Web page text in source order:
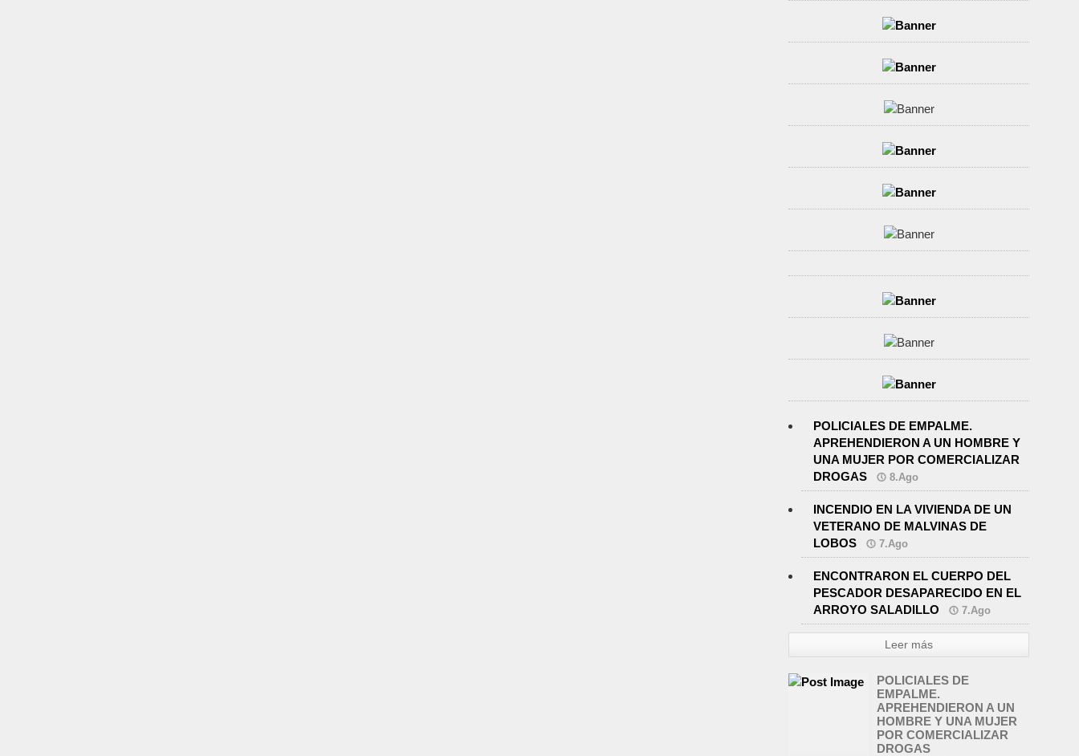
POLICIALES DE EMPALME.
APREHENDIERON A UN HOMBRE Y
UNA MUJER POR COMERCIALIZAR
DROGAS
8.Ago
INCENDIO EN LA VIVIENDA DE UN
VETERANO DE MALVINAS DE
LOBOS
7.Ago
ENCONTRARON EL CUERPO DEL
PESCADOR DESAPARECIDO EN EL
ARROYO SALADILLO
7.Ago
Leer más
POLICIALES DE
EMPALME.
APREHENDIERON A UN
HOMBRE Y UNA MUJER
POR COMERCIALIZAR
DROGAS